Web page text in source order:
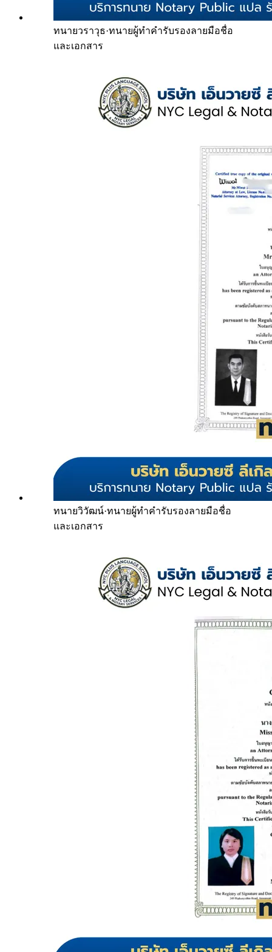
ทนายวราวุธ·ทนายผู้ทำคำรับรองลายมือชื่อ
และเอกสาร
ทนายวิวัฒน์·ทนายผู้ทำคำรับรองลายมือชื่อ
และเอกสาร